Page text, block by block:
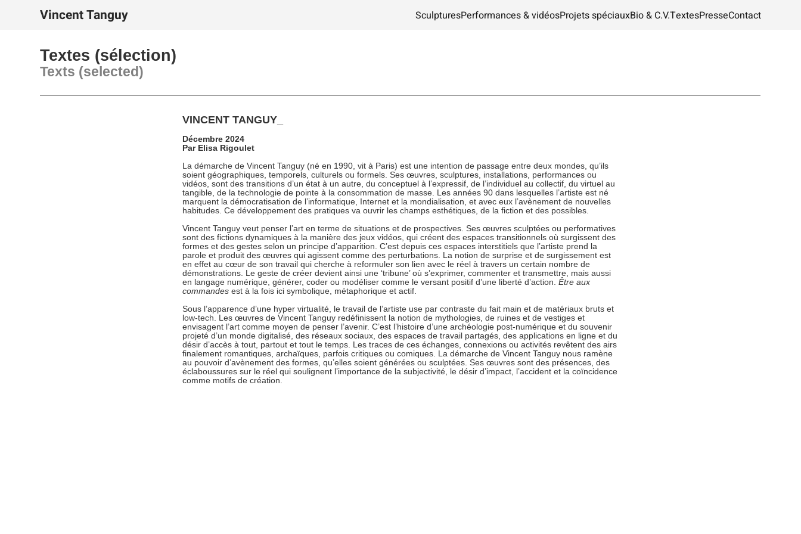
Vincent Tanguy SculpturesPerformances & vidéosProjets spéciauxBio & C.V.TextesPresseContact
Textes (sélection)
Texts (selected)
VINCENT TANGUY_
Décembre 2024
Par Elisa Rigoulet
La démarche de Vincent Tanguy (né en 1990, vit à Paris) est une intention de passage entre deux mondes, qu’ils
soient géographiques, temporels, culturels ou formels. Ses œuvres, sculptures, installations, performances ou
vidéos, sont des transitions d’un état à un autre, du conceptuel à l’expressif, de l’individuel au collectif, du virtuel au
tangible, de la technologie de pointe à la consommation de masse. Les années 90 dans lesquelles l’artiste est né
marquent la démocratisation de l’informatique, Internet et la mondialisation, et avec eux l’avènement de nouvelles
habitudes. Ce développement des pratiques va ouvrir les champs esthétiques, de la fiction et des possibles.
Vincent Tanguy veut penser l’art en terme de situations et de prospectives. Ses œuvres sculptées ou performatives
sont des fictions dynamiques à la manière des jeux vidéos, qui créent des espaces transitionnels où surgissent des
formes et des gestes selon un principe d’apparition. C’est depuis ces espaces interstitiels que l’artiste prend la
parole et produit des œuvres qui agissent comme des perturbations. La notion de surprise et de surgissement est
en effet au cœur de son travail qui cherche à reformuler son lien avec le réel à travers un certain nombre de
démonstrations. Le geste de créer devient ainsi une ‘tribune’ où s’exprimer, commenter et transmettre, mais aussi
en langage numérique, générer, coder ou modéliser comme le versant positif d’une liberté d’action.Être aux
commandes est à la fois ici symbolique, métaphorique et actif.
Sous l’apparence d’une hyper virtualité, le travail de l’artiste use par contraste du fait main et de matériaux bruts et
low-tech. Les œuvres de Vincent Tanguy redéfinissent la notion de mythologies, de ruines et de vestiges et
envisagent l’art comme moyen de penser l’avenir. C’est l’histoire d’une archéologie post-numérique et du souvenir
projeté d’un monde digitalisé, des réseaux sociaux, des espaces de travail partagés, des applications en ligne et du
désir d’accès à tout, partout et tout le temps. Les traces de ces échanges, connexions ou activités revêtent des airs
finalement romantiques, archaïques, parfois critiques ou comiques. La démarche de Vincent Tanguy nous ramène
au pouvoir d’avènement des formes, qu’elles soient générées ou sculptées. Ses œuvres sont des présences, des
éclaboussures sur le réel qui soulignent l’importance de la subjectivité, le désir d’impact, l’accident et la coïncidence
comme motifs de création.